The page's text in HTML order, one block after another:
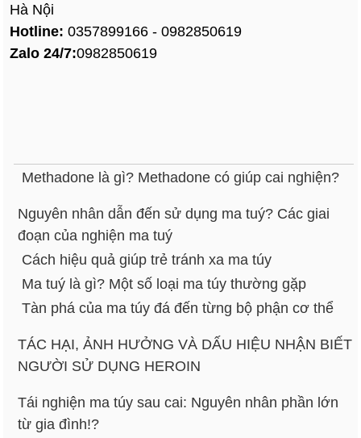
Hà Nội
Hotline: 0357899166 - 0982850619
Zalo 24/7:0982850619
Methadone là gì? Methadone có giúp cai nghiện?
Nguyên nhân dẫn đến sử dụng ma tuý? Các giai
đoạn của nghiện ma tuý
Cách hiệu quả giúp trẻ tránh xa ma túy
Ma tuý là gì? Một số loại ma túy thường gặp
Tàn phá của ma túy đá đến từng bộ phận cơ thể
TÁC HẠI, ẢNH HƯỞNG VÀ DẤU HIỆU NHẬN BIẾT
NGƯỜI SỬ DỤNG HEROIN
Tái nghiện ma túy sau cai: Nguyên nhân phần lớn
từ gia đình!?